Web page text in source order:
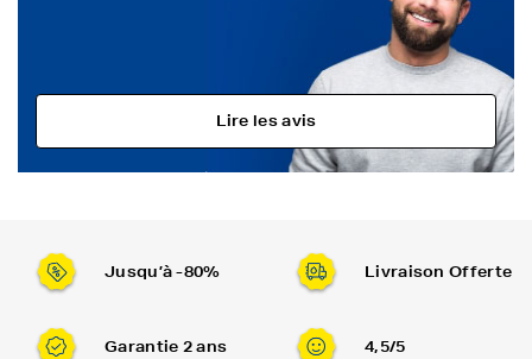
Lire les avis
Jusqu’à -80% Livraison Offerte
Garantie 2 ans 4,5/5